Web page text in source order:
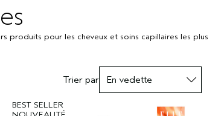
produits pour les cheveux et soins capillaires les plus
Trier par
BEST SELLER